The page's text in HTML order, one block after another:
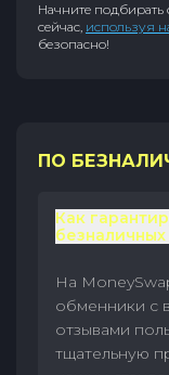
Начните
сейчас, используя
безопасно!
ПО
Как
На
обменники с
отзывами
тщательную